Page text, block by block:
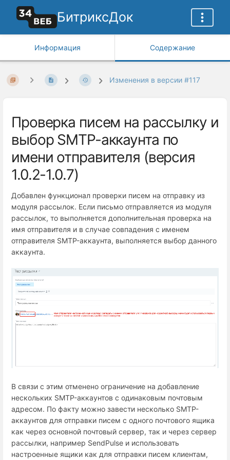
БитриксДок
Информация Содержание
Изменения в версии #117
Проверка писем на рассылку и
выбор SMTP-аккаунта по
имени отправителя (версия
1.0.2-1.0.7)
Добавлен функционал проверки писем на отправку из
модуля рассылок. Если письмо отправляется из модуля
рассылок, то выполняется дополнительная проверка на
имя отправителя и в случае совпадения с именем
отправителя SMTP-аккаунта, выполняется выбор данного
аккаунта.
В связи с этим отменено ограничение на добавление
нескольких SMTP-аккаунтов с одинаковым почтовым
адресом. По факту можно завести несколько SMTP-
аккаунтов для отправки писем с одного почтового ящика
как через основной почтовый сервер, так и через сервер
рассылки, например SendPulse и использовать
настроенные ящики как для отправки писем клиентам,